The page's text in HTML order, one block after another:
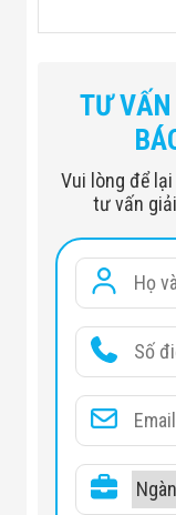
TƯ
Vui lòng để
tư vấn